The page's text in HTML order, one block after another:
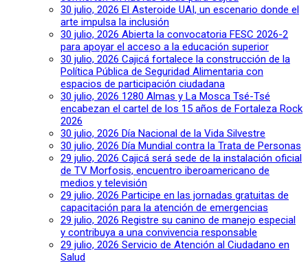
30 julio, 2026 El Asteroide UAI, un escenario donde el
arte impulsa la inclusión
30 julio, 2026 Abierta la convocatoria FESC 2026-2
para apoyar el acceso a la educación superior
30 julio, 2026 Cajicá fortalece la construcción de la
Política Pública de Seguridad Alimentaria con
espacios de participación ciudadana
30 julio, 2026 1280 Almas y La Mosca Tsé-Tsé
encabezan el cartel de los 15 años de Fortaleza Rock
2026
30 julio, 2026 Día Nacional de la Vida Silvestre
30 julio, 2026 Día Mundial contra la Trata de Personas
29 julio, 2026 Cajicá será sede de la instalación oficial
de TV Morfosis, encuentro iberoamericano de
medios y televisión
29 julio, 2026 Participe en las jornadas gratuitas de
capacitación para la atención de emergencias
29 julio, 2026 Registre su canino de manejo especial
y contribuya a una convivencia responsable
29 julio, 2026 Servicio de Atención al Ciudadano en
Salud